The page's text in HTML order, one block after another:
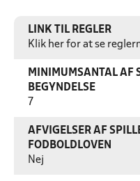
LINK TIL REGLER
Klik her for at se
MINIMUMSANTAL AF
BEGYNDELSE
7
AFVIGELSER AF
FODBOLDLOVEN
Nej